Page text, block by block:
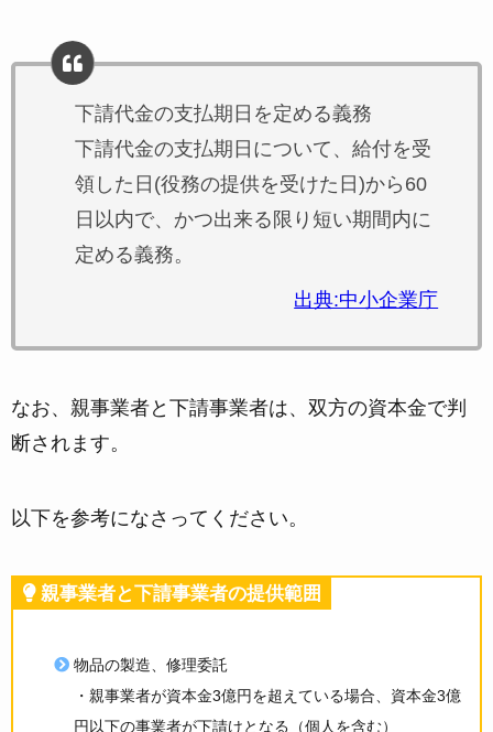
下請代金の支払期日を定める義務
下請代金の支払期日について、給付を受
領した日(役務の提供を受けた日)から60
日以内で、かつ出来る限り短い期間内に
定める義務。
出典:中小企業庁
なお、親事業者と下請事業者は、双方の資本金で判
断されます。
以下を参考になさってください。
親事業者と下請事業者の提供範囲
物品の製造、修理委託
・親事業者が資本金3億円を超えている場合、資本金3億
円以下の事業者が下請けとなる（個人を含む）